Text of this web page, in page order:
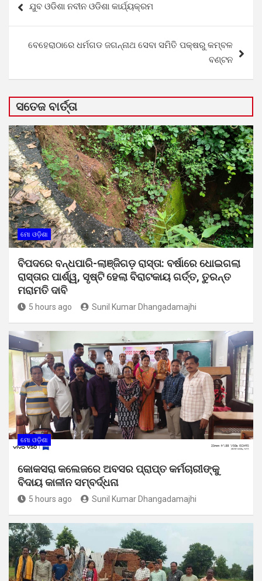
navigation
ଯୁବ ଓଡିଶା ନବୀନ ଓଡିଶା କାର୍ଯ୍ୟକ୍ରମ
ବେହେରାଠାରେ ଧର୍ମଗଡ ଜଗନ୍ନାଥ ସେବା ସମିତି ପକ୍ଷରୁ କମ୍ବଳ
ବଣ୍ଟନ
ସତେଜ ବାର୍ତ୍ତା
ମୋ ଓଡ଼ିଶା
ବିପଦରେ ବନ୍ଧପାରି-ଲାଞ୍ଜିଗଡ଼ ରାସ୍ତା: ବର୍ଷାରେ ଧୋଇଗଲା
ରାସ୍ତାର ପାର୍ଶ୍ୱ, ସୃଷ୍ଟି ହେଲା ବିରାଟକାୟ ଗର୍ତ୍ତ, ତୁରନ୍ତ
ମରାମତି ଦାବି
5 hours ago Sunil Kumar Dhangadamajhi
ମୋ ଓଡ଼ିଶା
କୋକସରା କଲେଜରେ ଅବସର ପ୍ରାପ୍ତ କର୍ମଚାରୀଙ୍କୁ
ବିଦାୟ କାଳୀନ ସମ୍ବର୍ଦ୍ଧନା
5 hours ago Sunil Kumar Dhangadamajhi